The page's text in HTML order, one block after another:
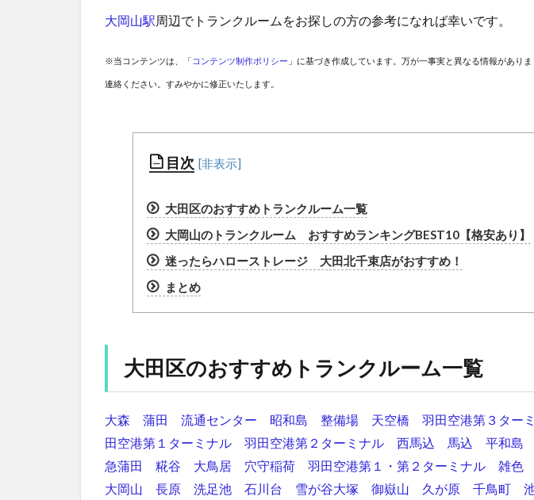
大岡山駅周辺でトランクルームをお探しの方の参考になれば幸いです。
※当コンテンツは、「 コンテンツ制作ポリシー 」に基づき作成しています。万が一事実と異なる情報があり
連絡ください。すみやかに修正いたします。
目次
大田区のおすすめトランクルーム一覧
大岡山のトランクルーム おすすめランキングBEST10【格安あり】
迷ったらハローストレージ 大田北千束店がおすすめ！
まとめ
大田区のおすすめトランクルーム一覧
大森 蒲田 流通センター 昭和島 整備場 天空橋 羽田空港第３ター
田空港第１ターミナル
羽田空港第２ターミナル 西馬込 馬込 平和島
急蒲田
糀谷 大鳥居 穴守稲荷 羽田空港第１・第２ターミナル 雑色
大岡山
長原 洗足池 石川台 雪が谷大塚 御嶽山 久が原 千鳥町